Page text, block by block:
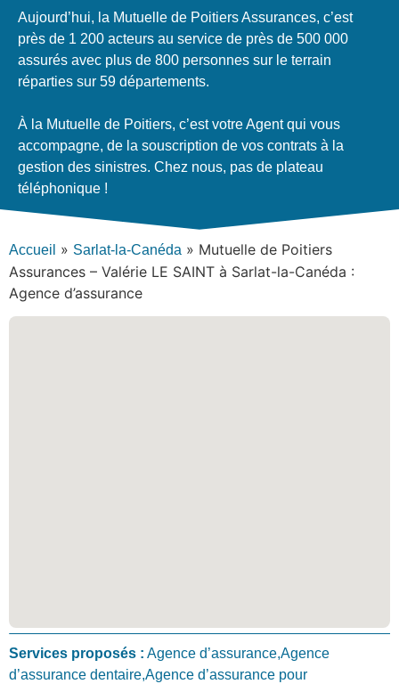
Aujourd’hui, la Mutuelle de Poitiers Assurances, c’est
près de 1 200 acteurs au service de près de 500 000
assurés avec plus de 800 personnes sur le terrain
réparties sur 59 départements.
À la Mutuelle de Poitiers, c’est votre Agent qui vous
accompagne, de la souscription de vos contrats à la
gestion des sinistres. Chez nous, pas de plateau
téléphonique !
Accueil » Sarlat-la-Canéda » Mutuelle de Poitiers
Assurances – Valérie LE SAINT à Sarlat-la-Canéda :
Agence d’assurance
Services proposés : Agence d’assurance,Agence
d’assurance dentaire,Agence d’assurance pour